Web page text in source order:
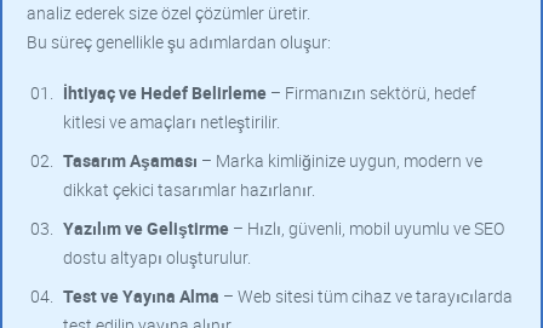
analiz ederek size özel çözümler üretir.
Bu süreç genellikle şu adımlardan oluşur:
İhtiyaç ve Hedef Belirleme – Firmanızın sektörü, hedef
kitlesi ve amaçları netleştirilir.
Tasarım Aşaması – Marka kimliğinize uygun, modern ve
dikkat çekici tasarımlar hazırlanır.
Yazılım ve Geliştirme – Hızlı, güvenli, mobil uyumlu ve SEO
dostu altyapı oluşturulur.
Test ve Yayına Alma – Web sitesi tüm cihaz ve tarayıcılarda